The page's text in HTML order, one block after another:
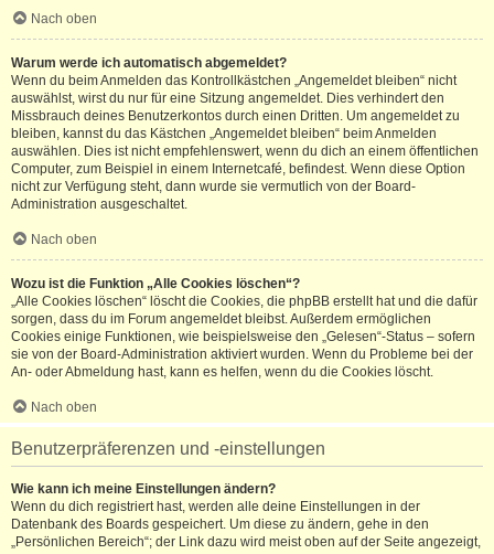
Nach oben
Warum werde ich automatisch abgemeldet?
Wenn du beim Anmelden das Kontrollkästchen „Angemeldet bleiben“ nicht
auswählst, wirst du nur für eine Sitzung angemeldet. Dies verhindert den
Missbrauch deines Benutzerkontos durch einen Dritten. Um angemeldet zu
bleiben, kannst du das Kästchen „Angemeldet bleiben“ beim Anmelden
auswählen. Dies ist nicht empfehlenswert, wenn du dich an einem öffentlichen
Computer, zum Beispiel in einem Internetcafé, befindest. Wenn diese Option
nicht zur Verfügung steht, dann wurde sie vermutlich von der Board-
Administration ausgeschaltet.
Nach oben
Wozu ist die Funktion „Alle Cookies löschen“?
„Alle Cookies löschen“ löscht die Cookies, die phpBB erstellt hat und die dafür
sorgen, dass du im Forum angemeldet bleibst. Außerdem ermöglichen
Cookies einige Funktionen, wie beispielsweise den „Gelesen“-Status – sofern
sie von der Board-Administration aktiviert wurden. Wenn du Probleme bei der
An- oder Abmeldung hast, kann es helfen, wenn du die Cookies löscht.
Nach oben
Benutzerpräferenzen und -einstellungen
Wie kann ich meine Einstellungen ändern?
Wenn du dich registriert hast, werden alle deine Einstellungen in der
Datenbank des Boards gespeichert. Um diese zu ändern, gehe in den
„Persönlichen Bereich“; der Link dazu wird meist oben auf der Seite angezeigt,